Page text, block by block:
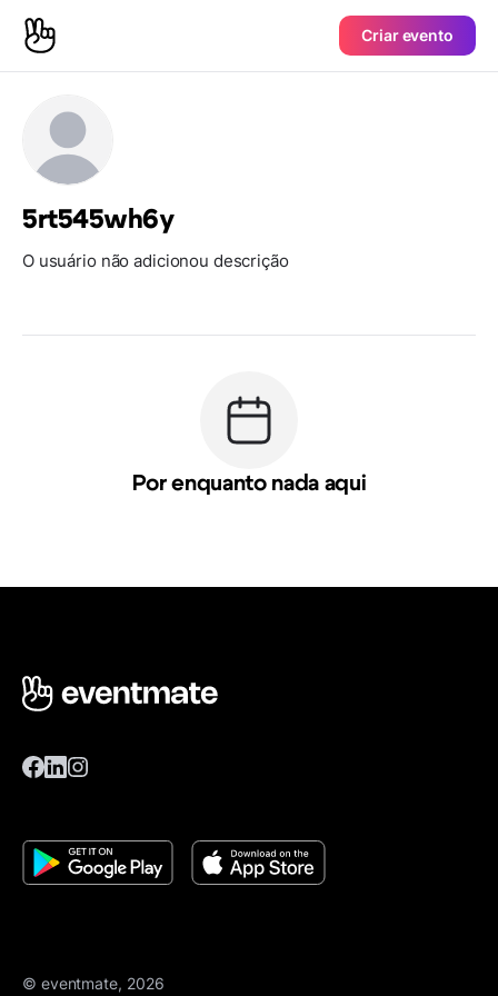
Criar evento
5rt545wh6y
O usuário não adicionou descrição
Por enquanto nada aqui
© eventmate, 2026